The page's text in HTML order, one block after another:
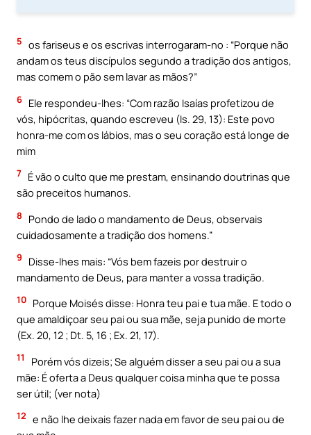
5 os fariseus e os escrivas interrogaram-no : “Porque não
andam os teus discípulos segundo a tradição dos antigos,
mas comem o pão sem lavar as mãos?”
6 Ele respondeu-lhes: “Com razão Isaías profetizou de
vós, hipócritas, quando escreveu (Is. 29, 13): Este povo
honra-me com os lábios, mas o seu coração está longe de
mim
7 É vão o culto que me prestam, ensinando doutrinas que
são preceitos humanos.
8
Pondo de lado o mandamento de Deus, observais
cuidadosamente a tradição dos homens.”
9
Disse-lhes mais: “Vós bem fazeis por destruir o
mandamento de Deus, para manter a vossa tradição.
10 Porque Moisés disse: Honra teu pai e tua mãe. E todo o
que amaldiçoar seu pai ou sua mãe, seja punido de morte
(Ex. 20, 12 ; Dt. 5, 16 ; Ex. 21, 17).
11
Porém vós dizeis; Se alguém disser a seu pai ou a sua
mãe: É oferta a Deus qualquer coisa minha que te possa
ser útil; (ver nota)
12 e não lhe deixais fazer nada em favor de seu pai ou de